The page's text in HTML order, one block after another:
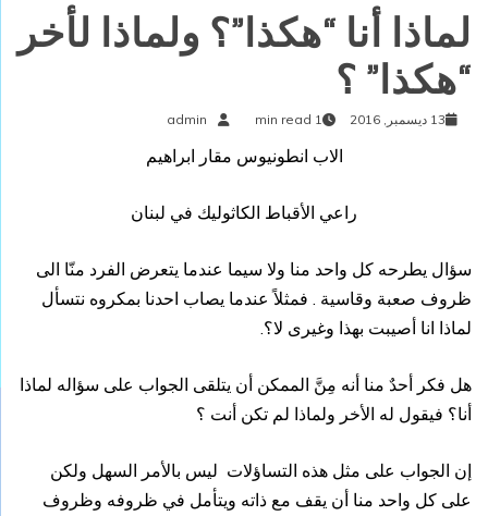
لماذا أنا “هكذا”؟ ولماذا لأخر
“هكذا” ؟
13 ديسمبر, 2016 1 min read
admin
الاب انطونيوس مقار ابراهيم
راعي الأقباط الكاثوليك في لبنان
سؤال يطرحه كل واحد منا ولا سيما عندما يتعرض الفرد منّا الى
ظروف صعبة وقاسية . فمثلاً عندما يصاب احدنا بمكروه نتسأل
لماذا انا أصيبت بهذا وغيرى لا؟.
هل فكر أحدٌ منا أنه مِنَّ الممكن أن يتلقى الجواب على سؤاله لماذا
أنا؟ فيقول له الأخر ولماذا لم تكن أنت ؟
إن الجواب على مثل هذه التساؤلات ليس بالأمر السهل ولكن
على كل واحد منا أن يقف مع ذاته ويتأمل في ظروفه وظروف